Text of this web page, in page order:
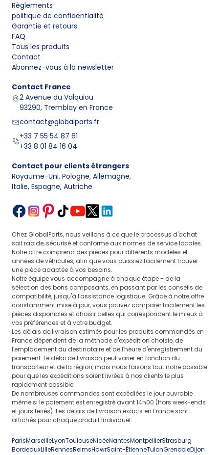
Règlements
politique de confidentialité
Garantie et retours
FAQ
Tous les produits
Contact
Abonnez-vous à la newsletter
Contact France
2 Avenue du Valquiou
93290, Tremblay en France
contact@globalparts.fr
+33 7 55 54 87 61
+33 8 01 84 16 04
Contact pour clients étrangers
Royaume-Uni, Pologne, Allemagne,
Italie, Espagne, Autriche
Chez GlobalParts, nous veillons à ce que le processus d'achat
soit rapide, sécurisé et conforme aux normes de service locales.
Notre offre comprend des pièces pour différents modèles et
années de véhicules, afin que vous puissiez facilement trouver
une pièce adaptée à vos besoins.
Notre équipe vous accompagne à chaque étape - de la
sélection des bons composants, en passant par les conseils de
compatibilité, jusqu'à l'assistance logistique. Grâce à notre offre
constamment mise à jour, vous pouvez comparer facilement les
pièces disponibles et choisir celles qui correspondent le mieux à
vos préférences et à votre budget.
Les délais de livraison estimés pour les produits commandés en
France dépendent de la méthode d'expédition choisie, de
l'emplacement du destinataire et de l'heure d'enregistrement du
paiement. Le délai de livraison peut varier en fonction du
transporteur et de la région, mais nous faisons tout notre possible
pour que les expéditions soient livrées à nos clients le plus
rapidement possible.
De nombreuses commandes sont expédiées le jour ouvrable
même si le paiement est enregistré avant 14h00 (hors week-ends
et jours fériés). Les délais de livraison exacts en France sont
affichés pour chaque produit individuel.
ParisMarseilleLyonToulouseNicéeNantesMontpellierStrasburg
BordeauxLilleRennesReimsHawrSaint-ÉtienneTulonGrenobleDijon